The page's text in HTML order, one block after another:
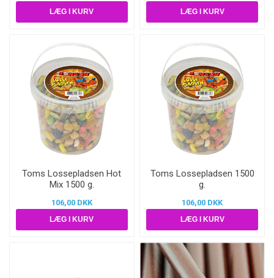
Toms Lossepladsen Hot
Mix 1500 g.
106,00 DKK
Toms Lossepladsen 1500
g.
106,00 DKK